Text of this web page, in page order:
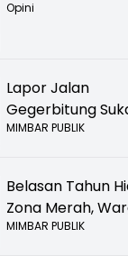
Opini
Lapor Jalan
Gegerbitung
Bolong! Bahaya
MIMBAR PUBLIK
Belasan Tahun
Zona Merah,
Kampung
MIMBAR PUBLIK